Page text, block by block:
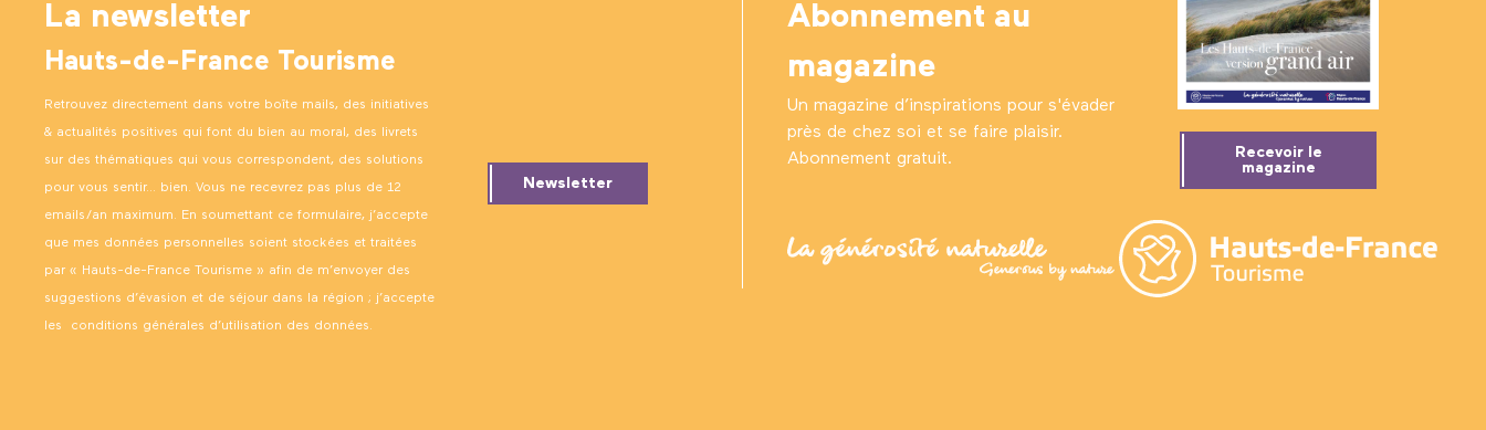
La newsletter
Hauts-de-France Tourisme
Retrouvez directement dans votre boîte mails, des initiatives
& actualités positives qui font du bien au moral, des livrets
sur des thématiques qui vous correspondent, des solutions
pour vous sentir… bien. Vous ne recevrez pas plus de 12
emails/an maximum. En soumettant ce formulaire, j’accepte
que mes données personnelles soient stockées et traitées
par « Hauts-de-France Tourisme » afin de m’envoyer des
suggestions d’évasion et de séjour dans la région ; j’accepte
les conditions générales d’utilisation des données.
Newsletter
Abonnement au
magazine
Un magazine d’inspirations pour s'évader
près de chez soi et se faire plaisir.
Abonnement gratuit.
Recevoir le
magazine